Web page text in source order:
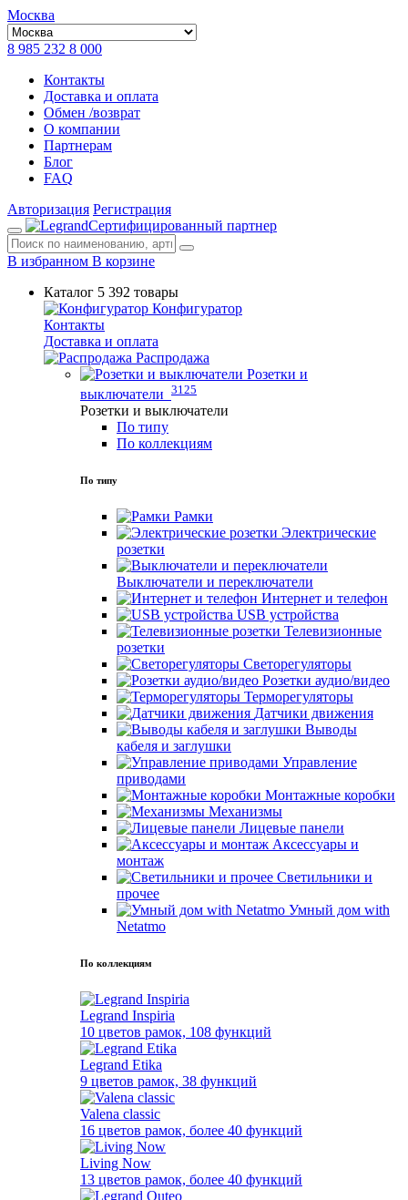
Москва
8 985 232 8 000
Контакты
Доставка и оплата
Обмен /возврат
О компании
Партнерам
Блог
FAQ
Авторизация Регистрация
Сертифицированный партнер
В избранном В корзине
Каталог 5 392 товары
Конфигуратор
Контакты
Доставка и оплата
Распродажа
Розетки и
выключатели 3125
Розетки и выключатели
По типу
По коллекциям
По типу
Рамки
Электрические
розетки
Выключатели и переключатели
Интернет и телефон
USB устройства
Телевизионные
розетки
Светорегуляторы
Розетки аудио/видео
Терморегуляторы
Датчики движения
Выводы
кабеля и заглушки
Управление
приводами
Монтажные коробки
Механизмы
Лицевые панели
Аксессуары и
монтаж
Светильники и
прочее
Умный дом with
Netatmo
По коллекциям
Legrand Inspiria
10 цветов рамок, 108 функций
Legrand Etika
9 цветов рамок, 38 функций
Valena classic
16 цветов рамок, более 40 функций
Living Now
13 цветов рамок, более 40 функций